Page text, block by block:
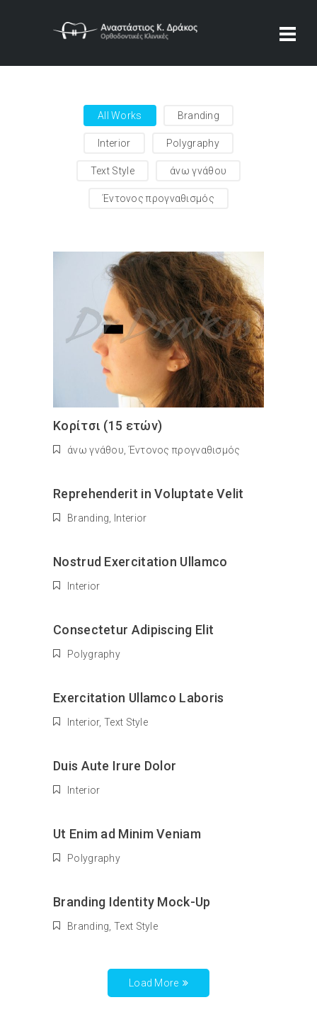
All Works Branding
Interior Polygraphy
Text Style άνω γνάθου
Έντονος προγναθισμός
Κορίτσι (15 ετών)
άνω γνάθου ,Έντονος προγναθισμός
Reprehenderit in Voluptate Velit
Branding Interior
Nostrud Exercitation Ullamco
Interior
Сonsectetur Adipiscing Elit
Polygraphy
Exercitation Ullamco Laboris
Interior, Text Style
Duis Aute Irure Dolor
Interior
Ut Enim ad Minim Veniam
Polygraphy
Branding Identity Mock-Up
Branding Text Style
Load More